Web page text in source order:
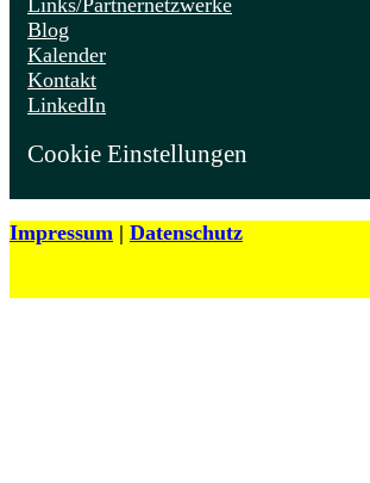
Links/Partnernetzwerke
Blog
Kalender
Kontakt
LinkedIn
Cookie Einstellungen
Impressum | Datenschutz